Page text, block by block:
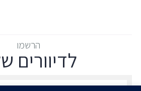
הרשמו
לדיוורים